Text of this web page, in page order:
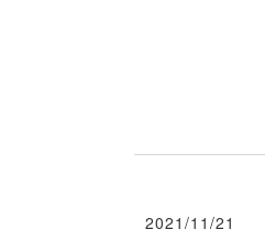
2021/11/21